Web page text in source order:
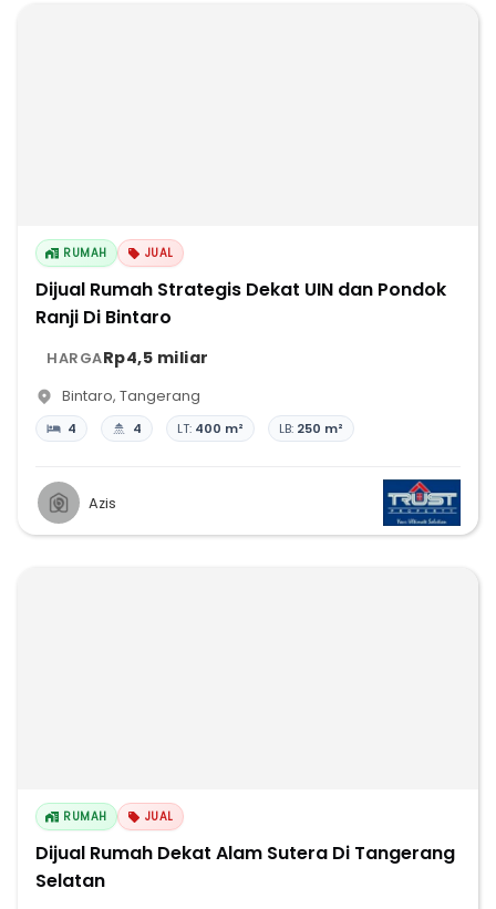
RUMAH JUAL
Dijual Rumah Strategis Dekat UIN dan Pondok
Ranji Di Bintaro
HARGARp4,5 miliar
Bintaro, Tangerang
4 4 LT: 400 m² LB: 250 m²
Azis
RUMAH JUAL
Dijual Rumah Dekat Alam Sutera Di Tangerang
Selatan